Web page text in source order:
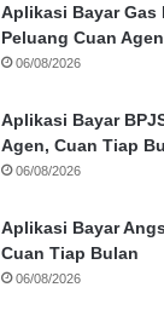
Aplikasi Bayar Gas
Peluang Cuan Agen
06/08/2026
Aplikasi Bayar
Agen, Cuan Tiap
06/08/2026
Aplikasi Bayar
Cuan Tiap Bulan
06/08/2026